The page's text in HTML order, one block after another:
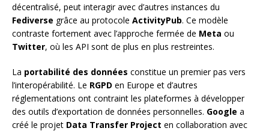
décentralisé, peut interagir avec d’autres instances du
Fediverse grâce au protocole ActivityPub. Ce modèle
contraste fortement avec l’approche fermée de Meta ou
Twitter, où les API sont de plus en plus restreintes.
La portabilité des données constitue un premier pas vers
l’interopérabilité. Le RGPD en Europe et d’autres
réglementations ont contraint les plateformes à développer
des outils d’exportation de données personnelles. Google a
créé le projet Data Transfer Project en collaboration avec